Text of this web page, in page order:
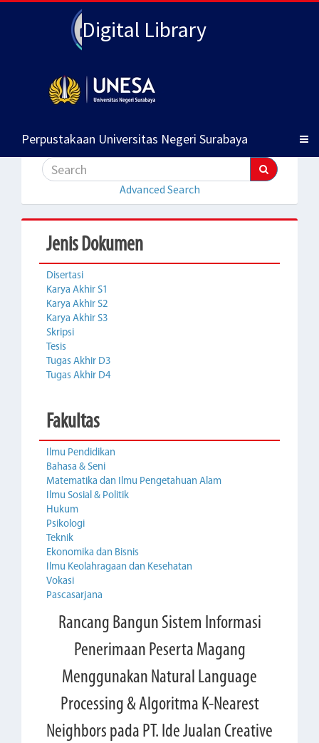
Digital Library
Perpustakaan Universitas Negeri Surabaya
Advanced Search
Jenis Dokumen
Disertasi
Karya Akhir S1
Karya Akhir S2
Karya Akhir S3
Skripsi
Tesis
Tugas Akhir D3
Tugas Akhir D4
Fakultas
Ilmu Pendidikan
Bahasa & Seni
Matematika dan Ilmu Pengetahuan Alam
Ilmu Sosial & Politik
Hukum
Psikologi
Teknik
Ekonomika dan Bisnis
Ilmu Keolahragaan dan Kesehatan
Vokasi
Pascasarjana
Rancang Bangun Sistem Informasi
Penerimaan Peserta Magang
Menggunakan Natural Language
Processing & Algoritma K-Nearest
Neighbors pada PT. Ide Jualan Creative